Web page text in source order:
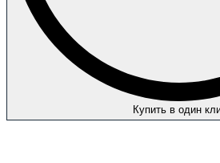
Купить в один